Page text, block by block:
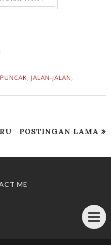
, JALAN-JALAN,
POSTINGAN LAMA
ME